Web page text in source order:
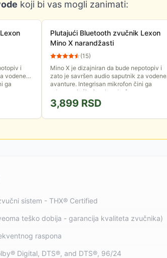
koji bi vas mogli zanimati:
i
vodene
ga
Plutajući Bluetooth zvučnik Lexon
Mino X narandžasti
(15)
Mino X je dizajniran da bude nepotopiv i
zato je savršen audio saputnik za vodene
avanture. Integrisan mikrofon čini ga
odgovarajućim i za hands-free...
3,899 RSD
sistem - THX® Certified
teško dobija - garancija kvaliteta zvučnika)
raspona
Digital, DTS®, and DTS®, 96/24